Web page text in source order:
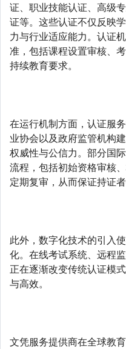
证、职业技能认证、高级
证等。这些认证不仅反映
力与行业适应能力。认证
准，包括课程设置审核、
持续教育要求。
在运行机制方面，认证服
业协会以及政府监管机构
权威性与公信力。部分国
流程，包括初始资格审核
定期复审，从而保证持证
此外，数字化技术的引入
化。在线考试系统、远程
正在逐渐改变传统认证模
与高效。
文凭服务提供商在全球教